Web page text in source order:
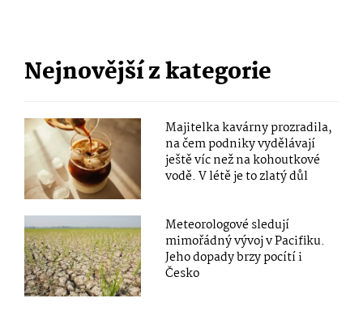
Nejnovější z kategorie
Majitelka kavárny prozradila,
na čem podniky vydělávají
ještě víc než na kohoutkové
vodě. V létě je to zlatý důl
Meteorologové sledují
mimořádný vývoj v Pacifiku.
Jeho dopady brzy pocítí i
Česko